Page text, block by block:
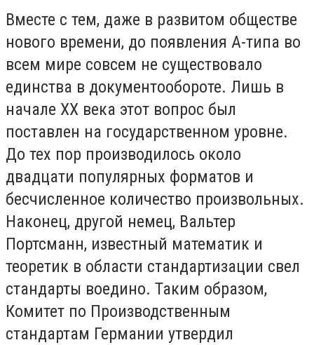
Вместе с тем, даже в развитом обществе
нового времени, до появления А-типа во
всем мире совсем не существовало
единства в документообороте. Лишь в
начале ХХ века этот вопрос был
поставлен на государственном уровне.
До тех пор производилось около
двадцати популярных форматов и
бесчисленное количество произвольных.
Наконец, другой немец, Вальтер
Портсманн, известный математик и
теоретик в области стандартизации свел
стандарты воедино. Таким образом,
Комитет по Производственным
стандартам Германии утвердил